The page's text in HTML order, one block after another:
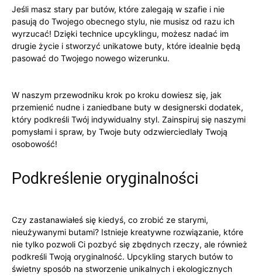
Jeśli masz stary par butów, które‍ zalegają​ w szafie i ‍nie
pasują do Twojego obecnego stylu, nie musisz od⁣ razu ich
wyrzucać! Dzięki technice upcyklingu, ⁤możesz nadać im​
drugie życie i ⁤stworzyć unikatowe buty, które idealnie będą
pasować do Twojego nowego wizerunku.
W ‌naszym przewodniku krok po‍ kroku dowiesz się, jak
przemienić nudne i zaniedbane buty w designerski⁣ dodatek,
który podkreśli Twój⁤ indywidualny styl. ‍Zainspiruj się⁤ naszymi
pomysłami ​i spraw, by⁣ Twoje buty odzwierciedlały Twoją
osobowość!
Podkreślenie oryginalności
Czy ‌zastanawiałeś się ‍kiedyś, co zrobić ze starymi,
nieużywanymi butami? ​Istnieje kreatywne rozwiązanie, ‍które
nie tylko pozwoli Ci pozbyć się ‍zbędnych rzeczy, ale również‌
podkreśli Twoją oryginalność.⁣ Upcykling starych butów to
świetny sposób na stworzenie ‍unikalnych i ‌ekologicznych